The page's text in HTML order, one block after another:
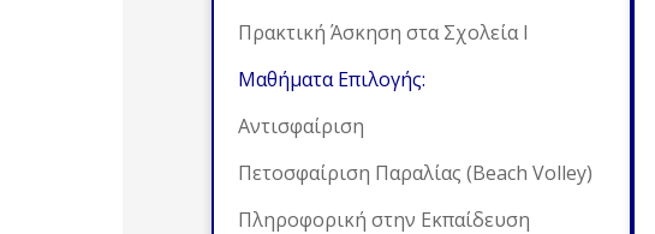
Πρακτική Άσκηση στα Σχολεία Ι
Μαθήματα Επιλογής:
Αντισφαίριση
Πετοσφαίριση Παραλίας (Beach Volley)
Πληροφορική στην Εκπαίδευση